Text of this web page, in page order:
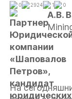
0 2924 1 0
А.В.
На